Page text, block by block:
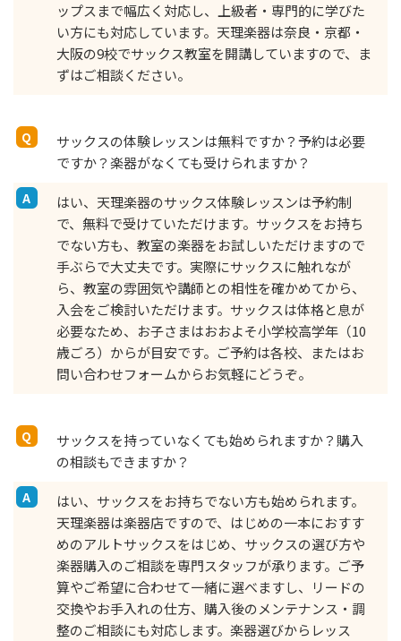
ップスまで幅広く対応し、上級者・専門的に学びた
い方にも対応しています。天理楽器は奈良・京都・
大阪の9校でサックス教室を開講していますので、ま
ずはご相談ください。
サックスの体験レッスンは無料ですか？予約は必要
ですか？楽器がなくても受けられますか？
はい、天理楽器のサックス体験レッスンは予約制
で、無料で受けていただけます。サックスをお持ち
でない方も、教室の楽器をお試しいただけますので
手ぶらで大丈夫です。実際にサックスに触れなが
ら、教室の雰囲気や講師との相性を確かめてから、
入会をご検討いただけます。サックスは体格と息が
必要なため、お子さまはおおよそ小学校高学年（10
歳ごろ）からが目安です。ご予約は各校、またはお
問い合わせフォームからお気軽にどうぞ。
サックスを持っていなくても始められますか？購入
の相談もできますか？
はい、サックスをお持ちでない方も始められます。
天理楽器は楽器店ですので、はじめの一本におすす
めのアルトサックスをはじめ、サックスの選び方や
楽器購入のご相談を専門スタッフが承ります。ご予
算やご希望に合わせて一緒に選べますし、リードの
交換やお手入れの仕方、購入後のメンテナンス・調
整のご相談にも対応します。楽器選びからレッス